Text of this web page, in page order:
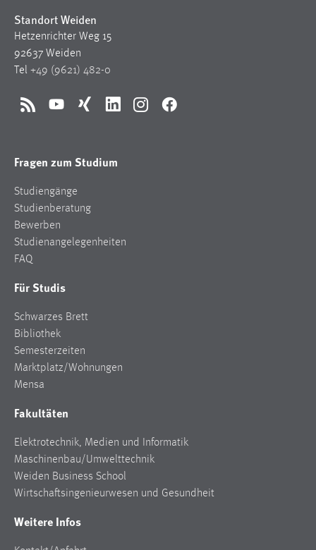
Standort Weiden
Hetzenrichter Weg 15
92637 Weiden
Tel +49 (9621) 482-0
RSS YouTubeXing LinkedInInstagramFacebook
Fragen zum Studium
Studiengänge
Studienberatung
Bewerben
Studienangelegenheiten
FAQ
Für Studis
Schwarzes Brett
Bibliothek
Semesterzeiten
Marktplatz/Wohnungen
Mensa
Fakultäten
Elektrotechnik, Medien und Informatik
Maschinenbau/Umwelttechnik
Weiden Business School
Wirtschaftsingenieurwesen und Gesundheit
Weitere Infos
chat-frame-style-5e9dbeb1811c0446
Zweck:
Wird benötigt um die Chatfunktion nutzen zu können.
MibewSessionID, mibew-chat-frame-style-
Name:
Zweck:
24 Stunden
STATISTIK
Diese Informationen helfen uns zu verstehen, wie
Matomo
Name: